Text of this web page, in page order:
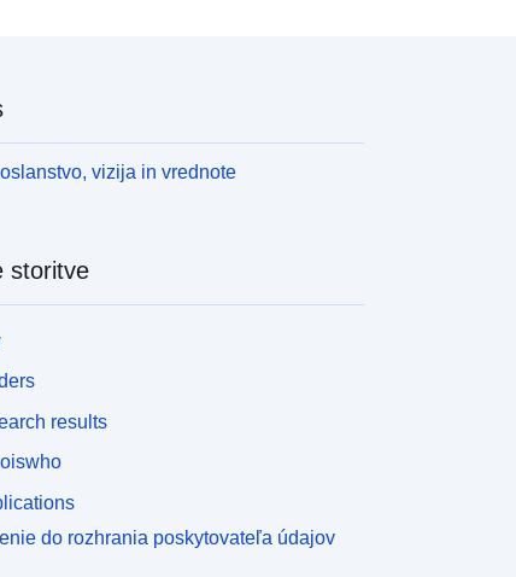
vizija in vrednote
storitve
results
do rozhrania poskytovateľa údajov